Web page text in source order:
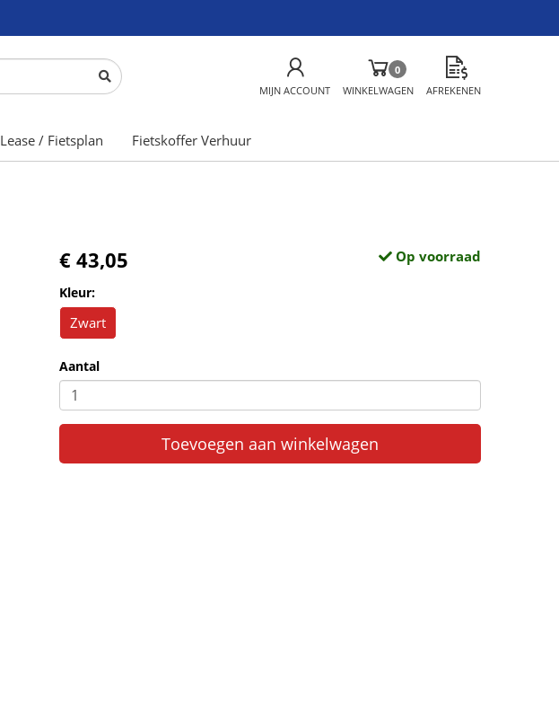
MIJN ACCOUNT
0
WINKELWAGEN
AFREKENEN
Lease / Fietsplan Fietskoffer Verhuur
€ 43,05 Op voorraad
Kleur:
Zwart
Aantal
Toevoegen aan winkelwagen